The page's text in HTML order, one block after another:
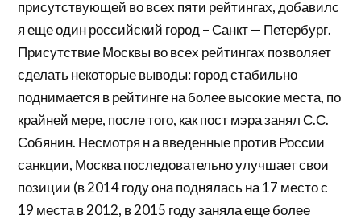
присутствующей во всех пяти рейтингах, добавилс
я еще один российский город – Санкт — Петербург.
Присутствие Москвы во всех рейтингах позволяет
сделать некоторые выводы: город стабильно
поднимается в рейтинге на более высокие места, по
крайней мере, после того, как пост мэра занял С.С.
Собянин. Несмотря н а введенные против России
санкции, Москва последовательно улучшает свои
позиции (в 2014 году она поднялась на 17 место с
19 места в 2012, в 2015 году заняла еще более